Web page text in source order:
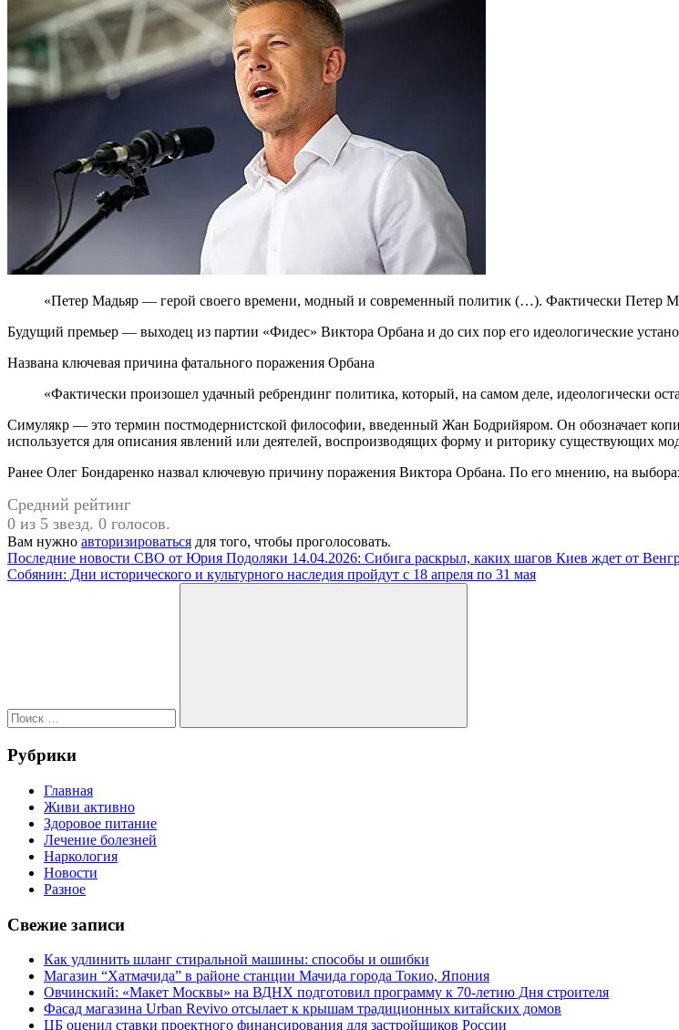
«Петер Мадьяр — герой своего времени, модный и современный политик (…). Фактически Петер
Будущий премьер — выходец из партии «Фидес» Виктора Орбана и до сих пор его идеологические
Названа ключевая причина фатального поражения Орбана
«Фактически произошел удачный ребрендинг политика, который, на самом деле, идеологически
Симулякр — это термин постмодернистской философии, введенный Жан Бодрийяром. Он обозначает
используется для описания явлений или деятелей, воспроизводящих форму и риторику существующих
Ранее Олег Бондаренко назвал ключевую причину поражения Виктора Орбана. По его мнению, на
Средний рейтинг
0 из 5 звезд. 0 голосов.
Вам нужно авторизироваться для того, чтобы проголосовать.
Навигация
по
Предыдущая
запись:
Последние новости СВО от Юрия Подоляки 14.04.2026: Сибига раскрыл, каких шагов Киев ждет от
Следующая
Собянин: Дни исторического и культурного наследия пройдут с 18 апреля по 31 мая
Поиск
Рубрики
Главная
Живи активно
Здоровое питание
Лечение болезней
Наркология
Новости
Разное
Свежие записи
Как удлинить шланг стиральной машины: способы и ошибки
Магазин “Хатмачида” в районе станции Мачида города Токио, Япония
Овчинский: «Макет Москвы» на ВДНХ подготовил программу к 70-летию Дня строителя
Фасад магазина Urban Revivo отсылает к крышам традиционных китайских домов
ЦБ оценил ставки проектного финансирования для застройщиков России